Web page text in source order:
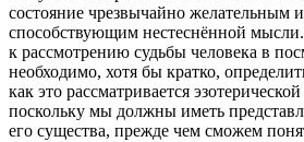
состояние чрезвычайно желательным
способствующим нестеснённой
к рассмотрению судьбы человека в
необходимо, хотя бы кратко,
как это рассматривается
поскольку мы должны иметь
его существа, прежде чем сможем